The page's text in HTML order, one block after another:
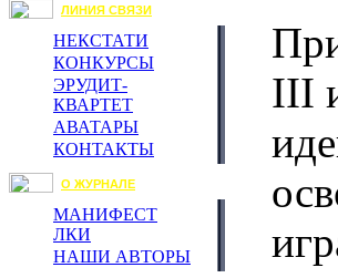
ЛИНИЯ СВЯЗИ
НЕКСТАТИ
КОНКУРСЫ
ЭРУДИТ-
КВАРТЕТ
АВАТАРЫ
КОНТАКТЫ
О ЖУРНАЛЕ
МАНИФЕСТ
ЛКИ
НАШИ АВТОРЫ
III